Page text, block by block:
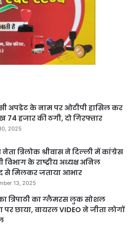
अपडेट के नाम पर ओटीपी हासिल कर
74 हजार की ठगी, दो गिरफ्तार
2025
त्रिलोक श्रीवास ने दिल्ली में कांग्रेस
विभाग के राष्ट्रीय अध्यक्ष अनिल
से मिलकर जताया आभार
13, 2025
त्रिपाठी का ग्लैमरस लुक सोशल
पर छाया, वायरल VIDEO ने जीता लोगों